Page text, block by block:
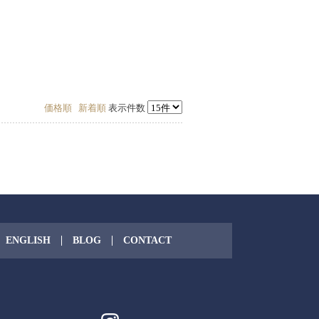
価格順 新着順 表示件数
ENGLISH BLOG CONTACT